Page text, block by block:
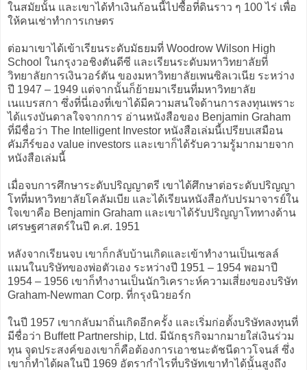
ในสมัยนั้น และเขาได้ทำเงินก้อนนี้ไปซื้อที่ดินราว ๆ 100 ไร่ เพื่อ
ให้คนเช่าทำการเกษตร
ต่อมาเขาได้เข้าเรียนระดับมัธยมที่ Woodrow Wilson High
School ในกรุงวอชิงตันดีซี และเรียนระดับมหาวิทยาลัยที่
วิทยาลัยการเงินวอร์ตัน ของมหาวิทยาลัยเพนซิลเวเนีย ระหว่าง
ปี 1947 – 1949 แต่จากนั้นก็ย้ายมาเรียนที่มหาวิทยาลัย
เนแบรสกา ซึ่งที่นี่เองที่เขาได้มีความสนใจด้านการลงทุนเพราะ
ได้แรงบันดาลใจจากการ อ่านหนังสือของ Benjamin Graham
ที่มีชื่อว่า The Intelligent Investor หนังสือเล่มนี้เปรียบเสมือน
คัมภีร์ของ value investors และเขาก็ได้รับความรู้มากมายจาก
หนังสือเล่มนี้
เมื่อจบการศึกษาระดับปริญญาตรี เขาได้ศึกษาต่อระดับปริญญา
โทที่มหาวิทยาลัยโคลัมเบีย และได้เรียนหนังสือกับปรมาจารย์ใน
ใจเขาคือ Benjamin Graham และเขาได้รับปริญญาโททางด้าน
เศรษฐศาสตร์ในปี ค.ศ. 1951
หลังจากเรียนจบ เขาก็กลับบ้านเกิดและเข้าทำงานเป็นเซลล์
แมนในบริษัทของพ่อตัวเอง ระหว่างปี 1951 – 1954 พอมาปี
1954 – 1956 เขาก็ทำงานเป็นนักวิเคราะห์ความเสี่ยงของบริษัท
Graham-Newman Corp. ที่กรุงนิวยอร์ก
ในปี 1957 เขากลับมาถิ่นเกิดอีกครั้ง และเริ่มก่อตั้งบริษัทลงทุนที่
มีชื่อว่า Buffett Partnership, Ltd. มีนักธุรกิจมากมายใส่เงินร่วม
ทุน จุดประสงค์ของเขาก็คือต้องการเอาชนะดัชนีดาวโจนส์ ซึ่ง
เขาก็ทำได้ผลในปี 1969 อัตรากำไรที่บริษัทเขาทำได้นั้นสูงถึง